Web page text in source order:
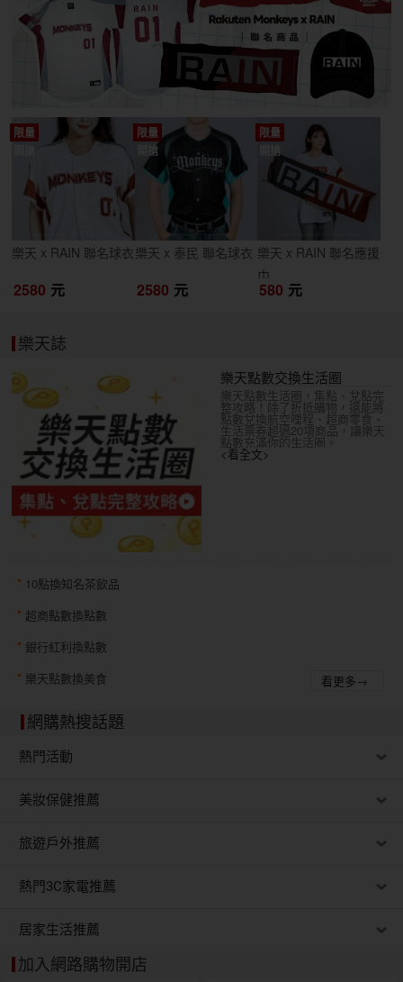
樂天 x RAIN 聯名球衣
2580 元
限量
樂天 x 泰民 聯名球衣
2580 元
限量
開搶
樂天 x RAIN 聯名應援
巾
580 元
限量
開搶
樂天誌
樂天點數交換生活圈
樂天點數生活圈，集點、兌點完
整攻略！除了折抵購物，還能將
點數兌換航空哩程、超商零食、
生活票券超過20項商品，讓樂天
點數充滿你的生活圈。
<看全文>
10點換知名茶飲品
超商點數換點數
銀行紅利換點數
樂天點數換美食
看更多→
網購熱搜話題
熱門活動
美妝保健推薦
旅遊戶外推薦
熱門3C家電推薦
居家生活推薦
加入網路購物開店